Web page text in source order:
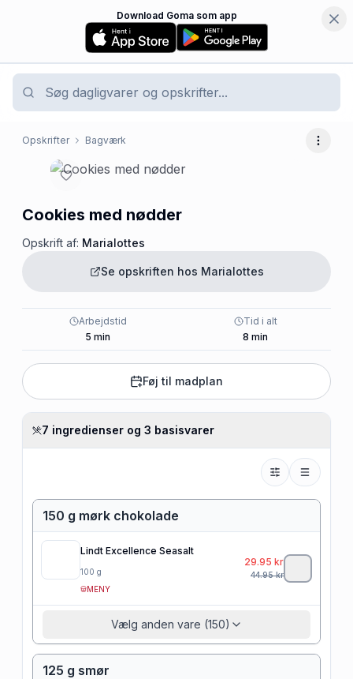
Download Goma som app
Opskrifter Bagværk Flere
Cookies med nødder
Opskrift af: Marialottes
Se opskriften hos Marialottes
Arbejdstid
5 min
Tid i alt
8 min
Føj til madplan
7 ingredienser og 3 basisvarer
150 g mørk chokolade
Lindt Excellence Seasalt
100 g
MENY
29.95 kr
44.95kr
Vælg anden vare (150)
125 g smør